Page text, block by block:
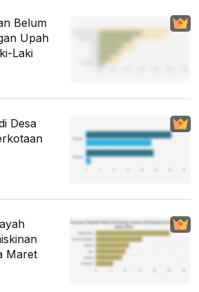
Belum
Upah
Laki
Desa
Maret